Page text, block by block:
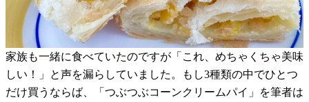
家族も一緒に食べていたのですが「これ、めちゃくちゃ美味
しい！」と声を漏らしていました。もし3種類の中でひとつ
だけ買うならば、「つぶつぶコーンクリームパイ」を筆者は